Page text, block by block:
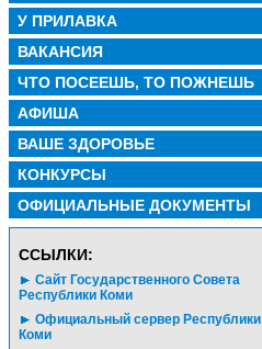
У ПРИЛАВКА
ВАКАНСИЯ
ЧТО ПОСЕЕШЬ, ТО ПОЖНЕШЬ
АФИША
ВАШЕ ЗДОРОВЬЕ
КОНКУРСЫ
ОФИЦИАЛЬНЫЕ ДОКУМЕНТЫ
CСЫЛКИ:
Сайт Государственного Совета
Республики Коми
Официальный сервер Республики
Коми